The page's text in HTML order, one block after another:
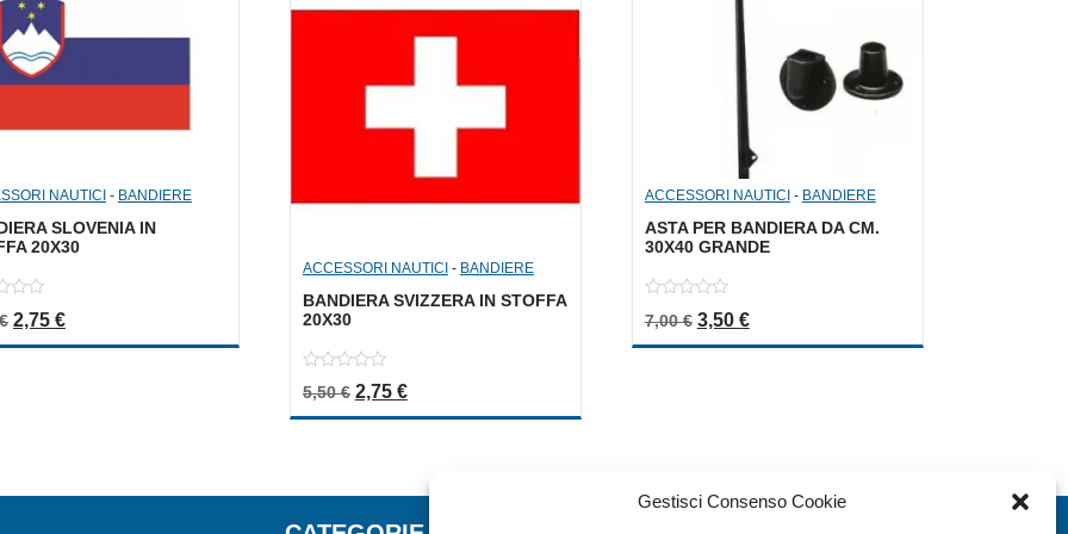
Gestisci Consenso Cookie
NAUTICI - BANDIERE
SLOVENIA IN
20X30
Il prezzo originale era: 5,50 €.
2,75 €Il prezzo attuale è: 2,75 €.
ACCESSORI NAUTICI- BANDIERE
BANDIERA SVIZZERA IN STOFFA
20X30
out
of
5,50€ Il prezzo originale era: 5,50 €.
2,75 €Il prezzo attuale è: 2,75 €.
ACCESSORI NAUTICI - BANDIERE
ASTA PER BANDIERA DA CM.
30X40 GRANDE
out
7,00€ Il prezzo originale era: 7,00 €.
3,50 €Il prezzo attuale è: 3,50 €.